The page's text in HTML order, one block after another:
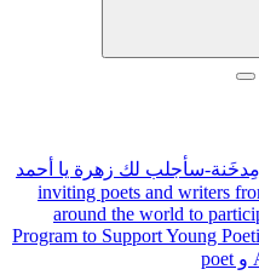
-سأجلب لك زهرة يا أحمد
" inviting poets and writers
around the world to
Program to Support Young